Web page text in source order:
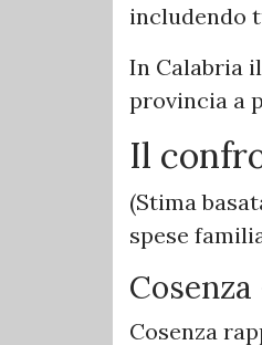
includendo
In Calabria
provincia a
Il
(Stima
spese
Cosenza